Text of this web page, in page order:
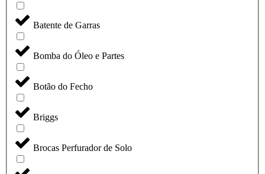
Batente de Garras
Bomba do Óleo e Partes
Botão do Fecho
Briggs
Brocas Perfurador de Solo